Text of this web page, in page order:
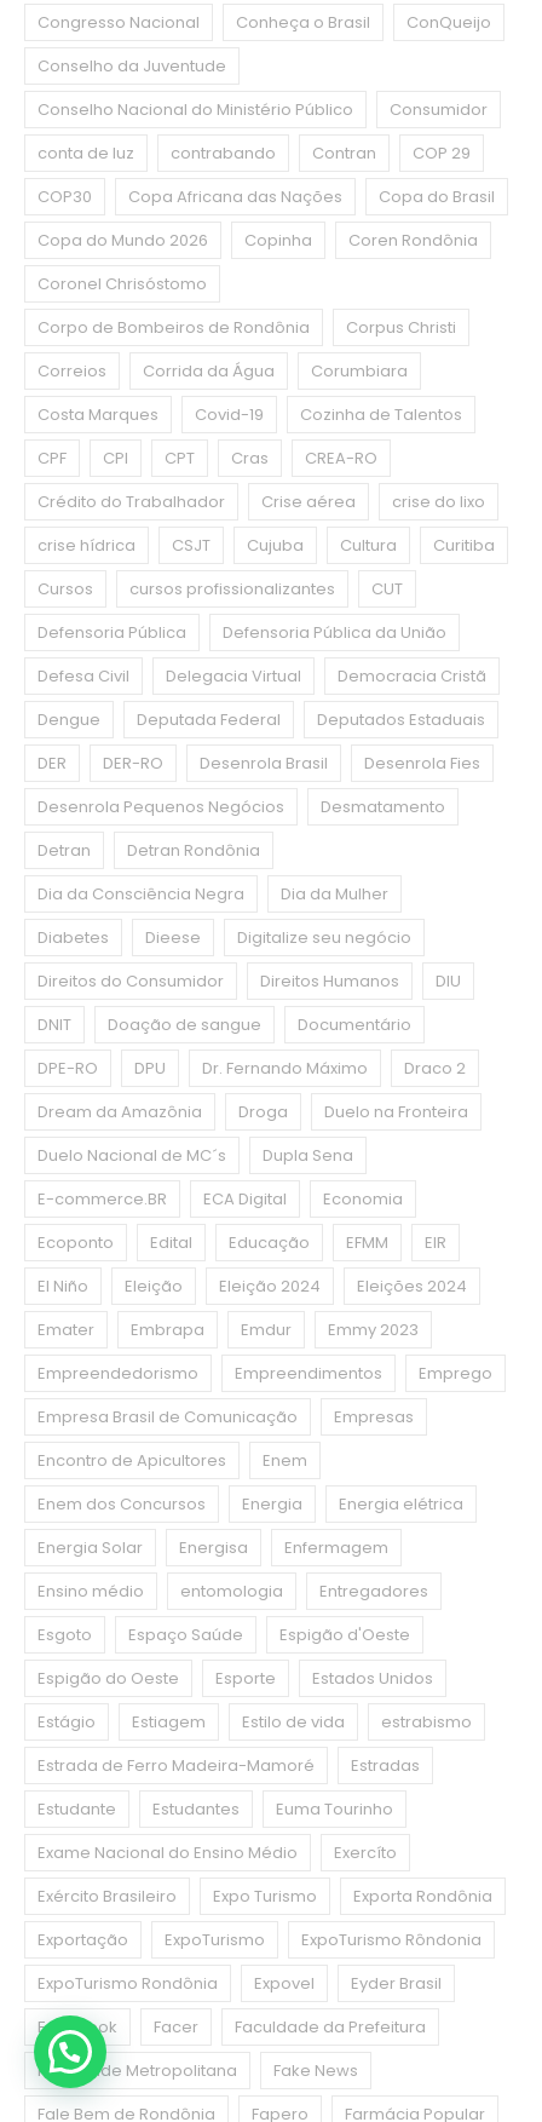
Congresso Nacional
Conheça o Brasil
ConQueijo
Conselho da Juventude
Conselho Nacional do Ministério Público
Consumidor
conta de luz
contrabando Contran
COP 29
COP30
Copa Africana das Nações
Copa do Brasil
Copa do Mundo 2026
Copinha
Coren Rondônia
Coronel Chrisóstomo
Corpo de Bombeiros de Rondônia
Corpus Christi
Correios
Corrida da Água
Corumbiara
Costa Marques
Covid-19
Cozinha de Talentos
CPF
CPI CPT Cras
CREA-RO
Crédito do Trabalhador
Crise aérea
crise do lixo
crise hídrica
CSJT Cujuba Cultura
Curitiba
Cursos
cursos profissionalizantes
CUT
Defensoria Pública
Defensoria Pública da União
Defesa Civil
Delegacia Virtual
Democracia Cristã
Dengue
Deputada Federal
Deputados Estaduais
DER
DER-RO Desenrola Brasil
Desenrola Fies
Desenrola Pequenos Negócios
Desmatamento
Detran
Detran Rondônia
Dia da Consciência Negra
Dia da Mulher
Diabetes
Dieese
Digitalize seu negócio
Direitos do Consumidor
Direitos Humanos
DIU
DNIT
Doação de sangue
Documentário
DPE-RO
DPU Dr. Fernando Máximo
Draco 2
Dream da Amazônia
Droga
Duelo na Fronteira
Duelo Nacional de MC´s
Dupla Sena
E-commerce.BR
ECA Digital
Economia
Ecoponto
Edital Educação EFMM
EIR
El Niño
Eleição Eleição 2024
Eleições 2024
Emater
Embrapa Emdur
Emmy 2023
Empreendedorismo
Empreendimentos
Emprego
Empresa Brasil de Comunicação
Empresas
Encontro de Apicultores
Enem
Enem dos Concursos
Energia
Energia elétrica
Energia Solar
Energisa
Enfermagem
Ensino médio
entomologia
Entregadores
Esgoto
Espaço Saúde
Espigão d'Oeste
Espigão do Oeste
Esporte
Estados Unidos
Estágio
Estiagem Estilo de vida
estrabismo
Estrada de Ferro Madeira-Mamoré
Estradas
Estudante
Estudantes
Euma Tourinho
Exame Nacional do Ensino Médio
Exercíto
Exército Brasileiro
Expo Turismo
Exporta Rondônia
Exportação
ExpoTurismo
ExpoTurismo Rôndonia
ExpoTurismo Rondônia
Expovel
Eyder Brasil
Facebook
Facer
Faculdade da Prefeitura
Faculdade Metropolitana
Fake News
Fale Bem de Rondônia
Fapero Farmácia Popular